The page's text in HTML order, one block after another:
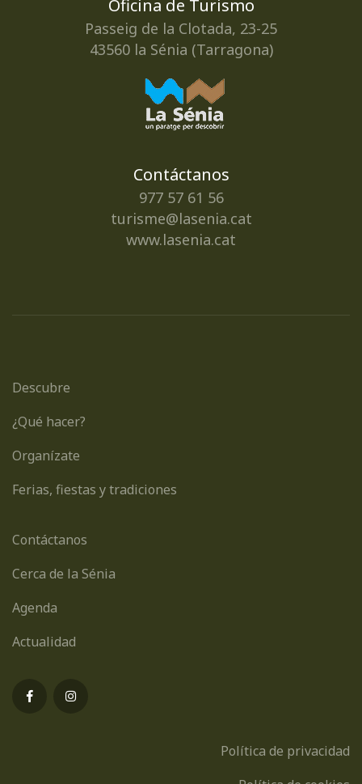
Oficina de Turismo
Passeig de la Clotada, 23-25
43560 la Sénia (Tarragona)
Contáctanos
977 57 61 56
turisme@lasenia.cat
www.lasenia.cat
Descubre
¿Qué hacer?
Organízate
Ferias, fiestas y tradiciones
Contáctanos
Cerca de la Sénia
Agenda
Actualidad
Política de privacidad